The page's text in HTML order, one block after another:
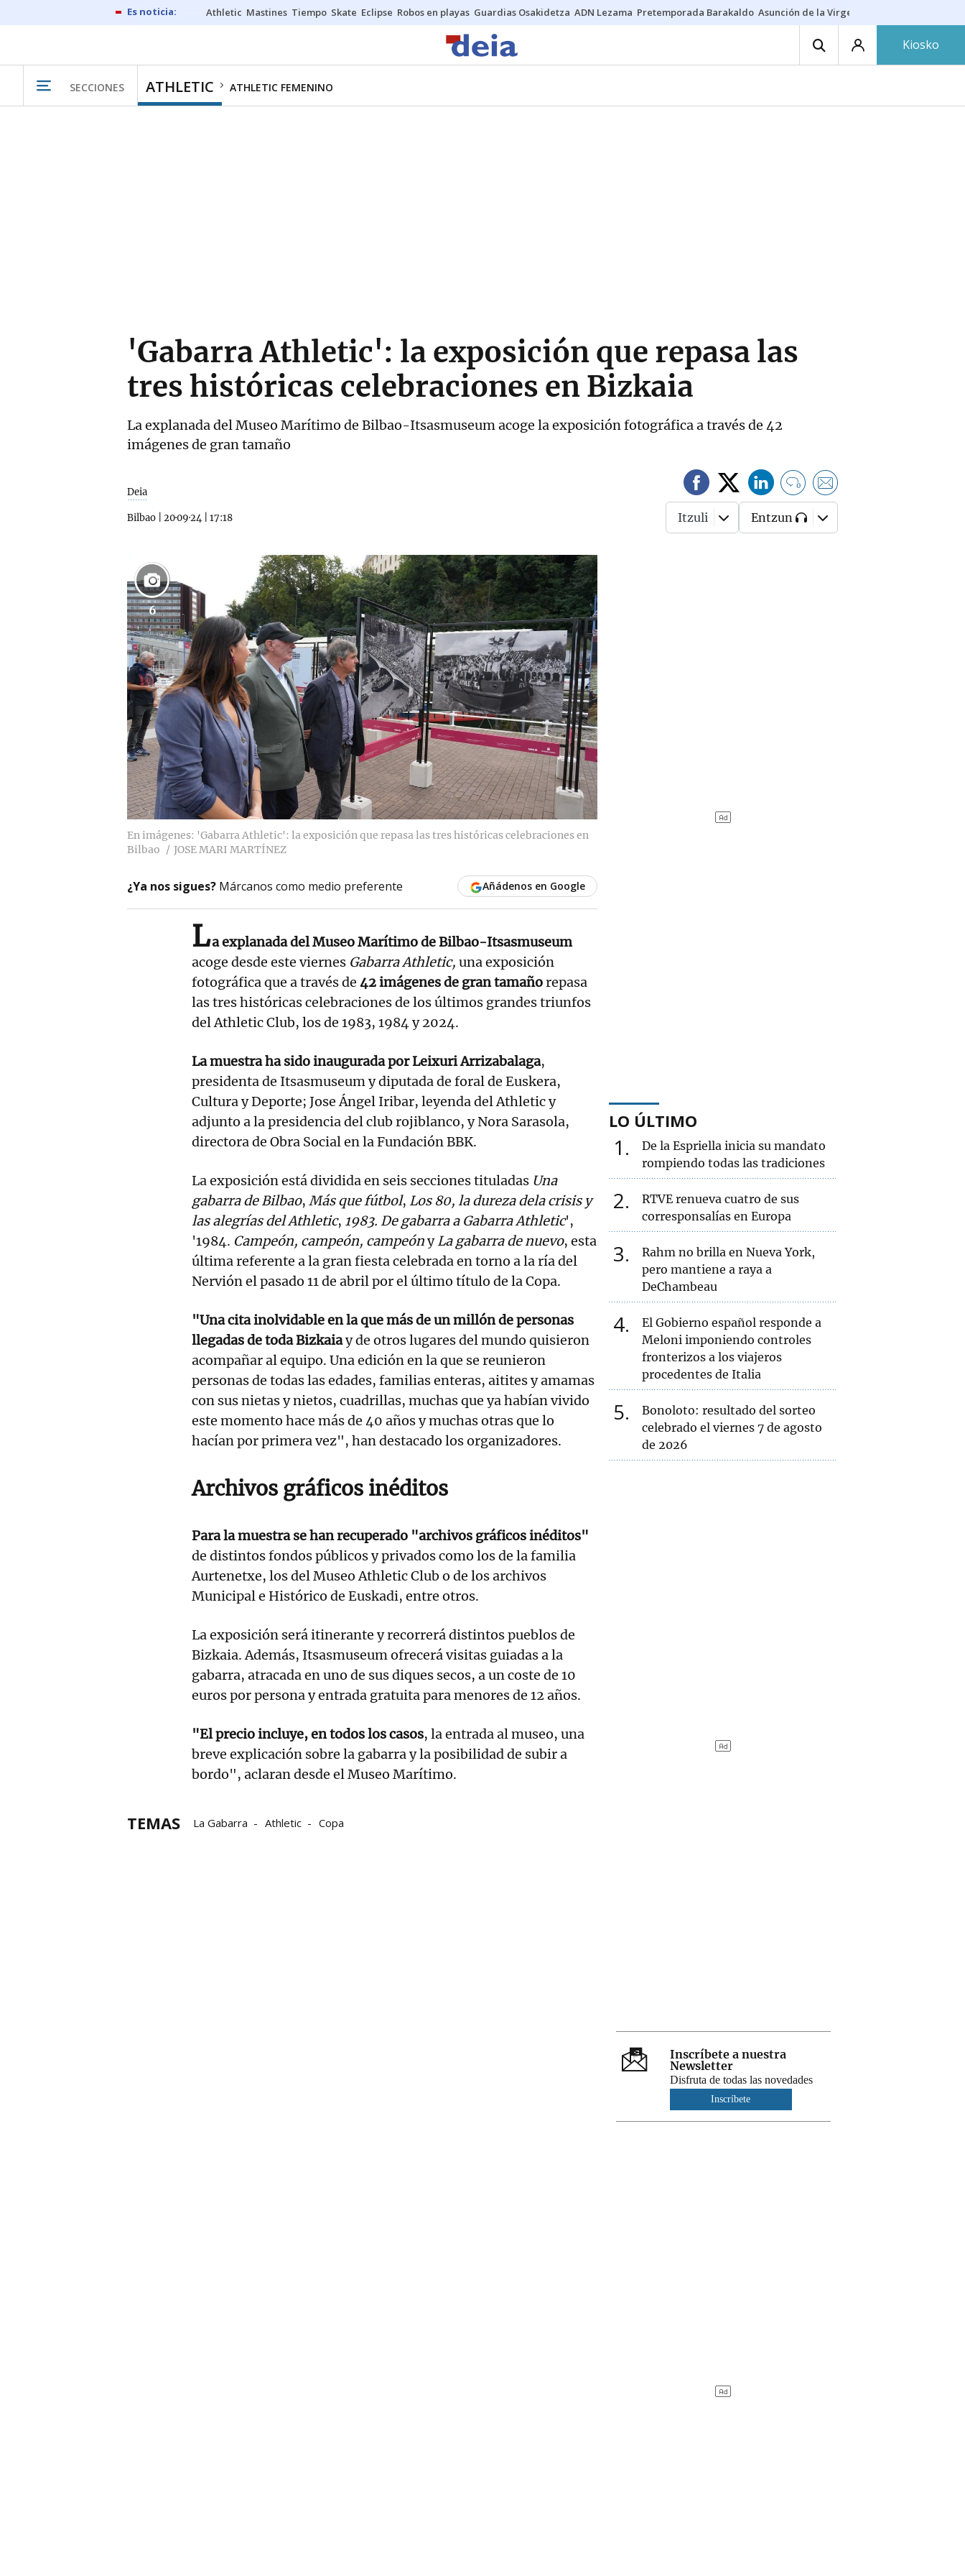
Athletic Mastines Tiempo Skate Eclipse Robos en playas Guardias Osakidetza ADN Lezama Pretemporada Barakaldo Asunción de la Virgen
Kiosko
SECCIONES ATHLETIC ATHLETIC FEMENINO
'Gabarra Athletic': la exposición que repasa las
tres históricas celebraciones en Bizkaia
La explanada del Museo Marítimo de Bilbao-Itsasmuseum acoge la exposición fotográfica a través de 42
imágenes de gran tamaño
Deia
Bilbao 20·09·24 17:18
0
Itzuli Entzun
6
En imágenes: 'Gabarra Athletic': la exposición que repasa las tres históricas celebraciones en
Bilbao
JOSE MARI MARTÍNEZ
¿Ya nos sigues? Márcanos como medio preferente Añádenos en Google
La explanada del Museo Marítimo de Bilbao-Itsasmuseum
acoge desde este viernes Gabarra Athletic, una exposición
fotográfica que a través de 42 imágenes de gran tamañorepasa
las tres históricas celebraciones de los últimos grandes triunfos
del Athletic Club, los de 1983, 1984 y 2024.
La muestra ha sido inaugurada por Leixuri Arrizabalaga,
presidenta de Itsasmuseum y diputada de foral de Euskera,
Cultura y Deporte; Jose Ángel Iribar, leyenda del Athletic y
adjunto a la presidencia del club rojiblanco, y Nora Sarasola,
directora de Obra Social en la Fundación BBK.
La exposición está dividida en seis secciones tituladas Una
gabarra de Bilbao, Más que fútbol, Los 80, la dureza dela crisis y
las alegrías del Athletic, 1983. De gabarra a Gabarra Athletic',
'1984. Campeón, campeón, campeónyLa gabarra de nuevo, esta
última referente a la gran fiesta celebrada en torno a la ría del
Nervión el pasado 11 de abril por el último título de la Copa.
"Una cita inolvidable en la que más de un millón de personas
llegadas de toda Bizkaiay de otros lugares del mundo quisieron
acompañar al equipo. Una edición en la que se reunieron
personas de todas las edades, familias enteras, aitites y amamas
con sus nietas y nietos, cuadrillas, muchas que ya habían vivido
este momento hace más de 40 años y muchas otras que lo
hacían por primera vez", han destacado los organizadores.
Archivos gráficos inéditos
Para la muestra se han recuperado "archivos gráficos inéditos"
de distintos fondos públicos y privados como los de la familia
Aurtenetxe, los del Museo Athletic Club o de los archivos
Municipal e Histórico de Euskadi, entre otros.
La exposición será itinerante y recorrerá distintos pueblos de
Bizkaia. Además, Itsasmuseum ofrecerá visitas guiadas a la
gabarra, atracada en uno de sus diques secos, a un coste de 10
euros por persona y entrada gratuita para menores de 12 años.
"El precio incluye, en todos los casos, la entrada al museo, una
breve explicación sobre la gabarra y la posibilidad de subir a
bordo", aclaran desde el Museo Marítimo.
TEMAS La Gabarra Athletic Copa
LO ÚLTIMO
1
De la Espriella inicia su mandato
rompiendo todas las tradiciones
2
RTVE renueva cuatro de sus
corresponsalías en Europa
3
Rahm no brilla en Nueva York,
pero mantiene a raya a
DeChambeau
4
El Gobierno español responde a
Meloni imponiendo controles
fronterizos a los viajeros
procedentes de Italia
5
Bonoloto: resultado del sorteo
celebrado el viernes 7 de agosto
de 2026
Inscríbete a nuestra
Newsletter
Disfruta de todas las novedades
Inscríbete